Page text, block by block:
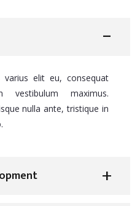
elit eu, consequat
vestibulum maximus.
nulla ante, tristique in